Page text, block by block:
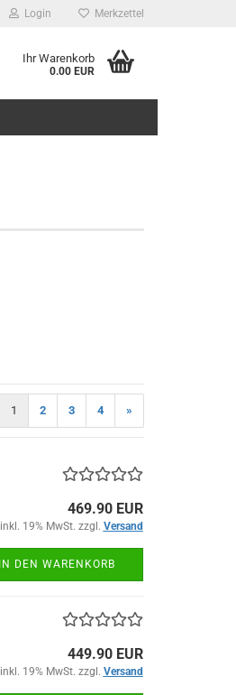
Login Merkzettel
Ihr Warenkorb
0.00 EUR
1 2 3 4 »
469.90 EUR
inkl. 19% MwSt. zzgl. Versand
IN DEN WARENKORB
449.90 EUR
inkl. 19% MwSt. zzgl. Versand